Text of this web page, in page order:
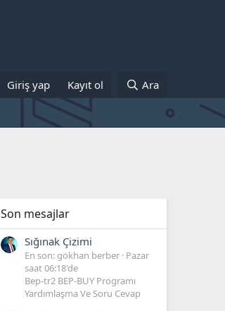
Giriş yap Kayıt ol Ara
Son mesajlar
Sığınak Çizimi
En son: gökhan berber Pazar
saat 06:18'de
Bep-tr2 BEP-BUY Programı
Yardımlaşma Ve Soru Cevap